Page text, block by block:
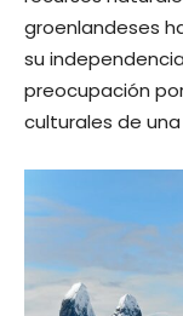
groenlandeses
su
preocupación
culturales de